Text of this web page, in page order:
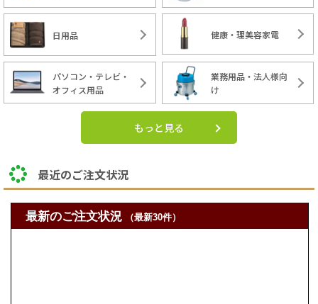
日用品 健康・理美容家電
パソコン・テレビ・
オフィス用品
業務用品・法人様向
け
もっと見る
最近のご注文状況